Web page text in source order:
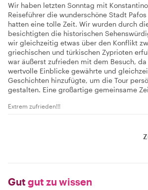
Wir haben letzten Sonntag mit
Reiseführer die wunderschöne Stadt
hatten eine tolle Zeit. Wir wurden durch
besichtigten die historischen
wir gleichzeitig etwas über den Konflikt
griechischen und türkischen Zyprioten
war äußerst zufrieden mit dem Besuch,
wertvolle Einblicke gewährte und
Geschichten hinzufügte, um die Tour
gestalten. Eine großartige gemeinsame
Extrem zufrieden!!!
Gut gut zu wissen